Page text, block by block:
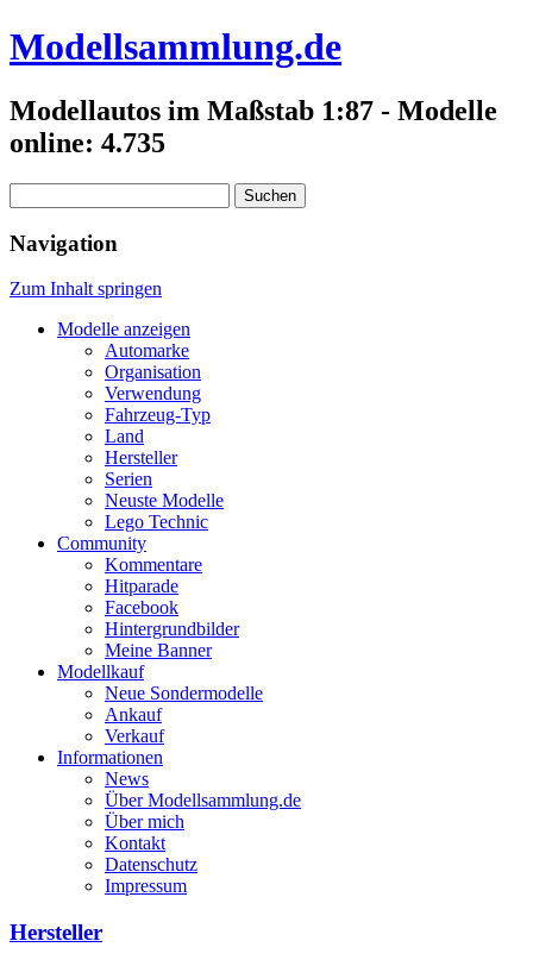
Modellsammlung.de
Modellautos im Maßstab 1:87 - Modelle
online: 4.735
nach:
Navigation
Zum Inhalt springen
Modelle anzeigen
Automarke
Organisation
Verwendung
Fahrzeug-Typ
Land
Hersteller
Serien
Neuste Modelle
Lego Technic
Community
Kommentare
Hitparade
Facebook
Hintergrundbilder
Meine Banner
Modellkauf
Neue Sondermodelle
Ankauf
Verkauf
Informationen
News
Über Modellsammlung.de
Über mich
Kontakt
Datenschutz
Impressum
Hersteller